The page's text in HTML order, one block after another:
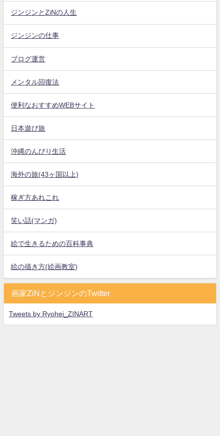
ジンジンとZiNの人生
ジンジンの仕事
ブログ運営
メンタル回復法
便利なおすすめWEBサイト
日本遊び旅
沖縄のんびり生活
海外の旅(43ヶ国以上)
稼ぎ方あれこれ
笑い話(マンガ)
絵で生きるための百科事典
絵の描き方(絵画教室)
画家ZiNとジンジンのTwitter
Tweets by Ryohei_ZINART